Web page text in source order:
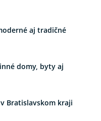
aj tradičné
domy, byty aj
Bratislavskom kraji